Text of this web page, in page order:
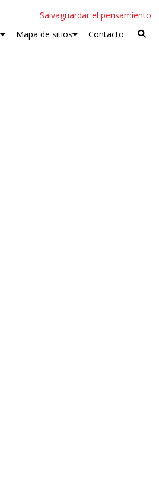
Salvaguardar el pensamiento
Mapa de sitios Contacto